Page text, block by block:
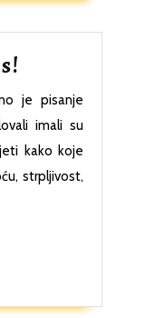
krasopis!
je pisanje
imali su
kako koje
strpljivost,